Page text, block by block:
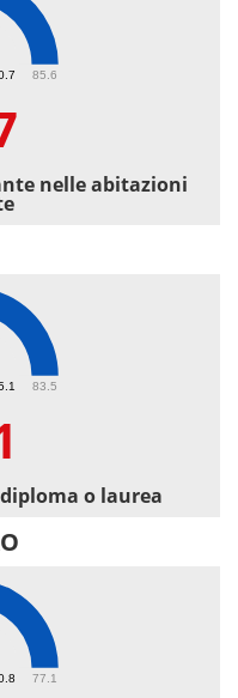
85.6
nelle abitazioni
83.5
o laurea
77.1